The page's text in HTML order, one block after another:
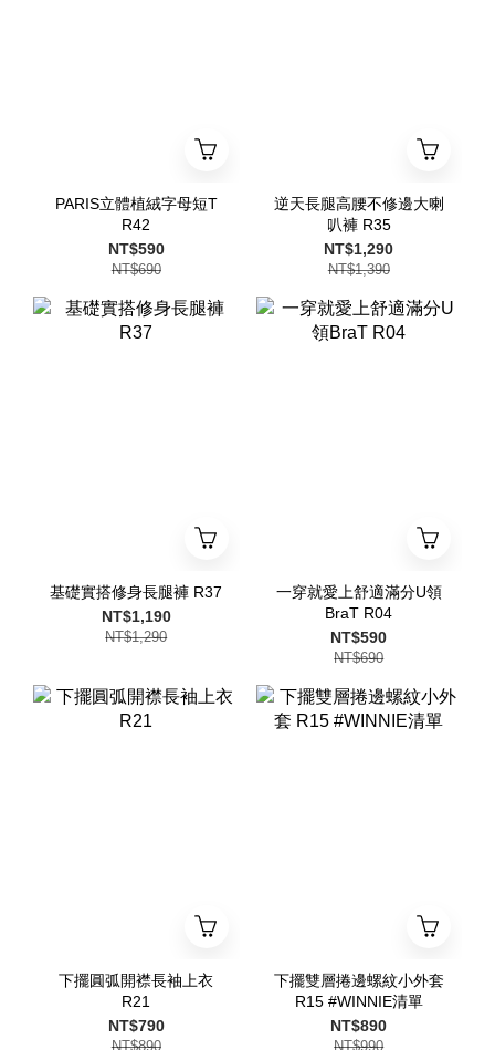
PARIS立體植絨字母短T
R42
NT$590
NT$690
逆天長腿高腰不修邊大喇
叭褲 R35
NT$1,290
NT$1,390
基礎實搭修身長腿褲 R37
NT$1,190
NT$1,290
一穿就愛上舒適滿分U領
BraT R04
NT$590
NT$690
下擺圓弧開襟長袖上衣
R21
NT$790
NT$890
下擺雙層捲邊螺紋小外套
R15 #WINNIE清單
NT$890
NT$990